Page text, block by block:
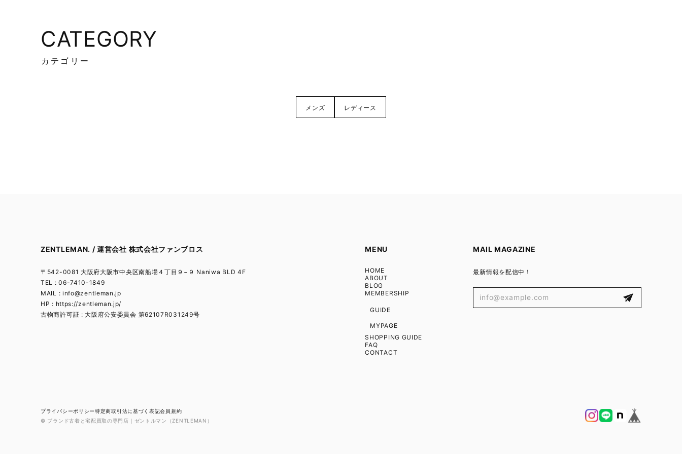
CATEGORY
カテゴリー
メンズ レディース
ZENTLEMAN. / 運営会社 株式会社ファンブロス
〒542-0081 大阪府大阪市中央区南船場４丁目９−９ Naniwa BLD 4F
TEL : 06-7410-1849
MAIL : info@zentleman.jp
HP : https://zentleman.jp/
古物商許可証 : 大阪府公安委員会 第62107R031249号
MENU
HOME
ABOUT
BLOG
MEMBERSHIP
GUIDE
MYPAGE
SHOPPING GUIDE
FAQ
CONTACT
MAIL MAGAZINE
最新情報を配信中！
プライバシーポリシー特定商取引法に基づく表記会員規約
© ブランド古着と宅配買取の専門店｜ゼントルマン（ZENTLEMAN）